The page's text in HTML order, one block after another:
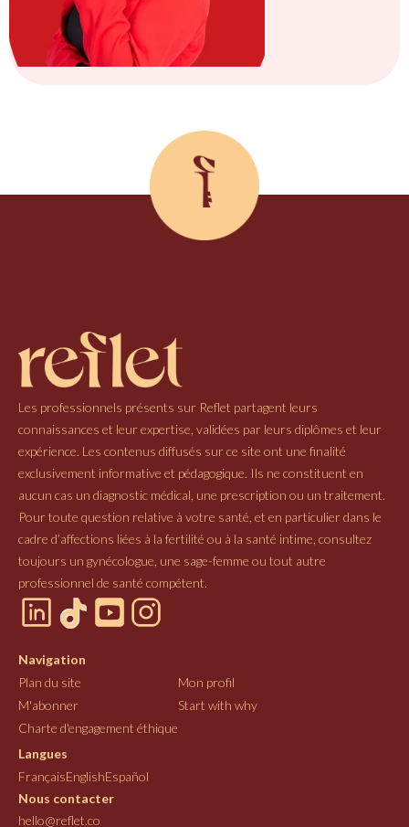
Les professionnels présents sur Reflet partagent leurs
connaissances et leur expertise, validées par leurs diplômes et leur
expérience. Les contenus diffusés sur ce site ont une finalité
exclusivement informative et pédagogique. Ils ne constituent en
aucun cas un diagnostic médical, une prescription ou un traitement.
Pour toute question relative à votre santé, et en particulier dans le
cadre d’affections liées à la fertilité ou à la santé intime, consultez
toujours un gynécologue, une sage-femme ou tout autre
professionnel de santé compétent.
Navigation
Plan du site
Mon profil
M'abonner
Start with why
Charte d'engagement éthique
Langues
FrançaisEnglishEspañol
Nous contacter
hello@reflet.co